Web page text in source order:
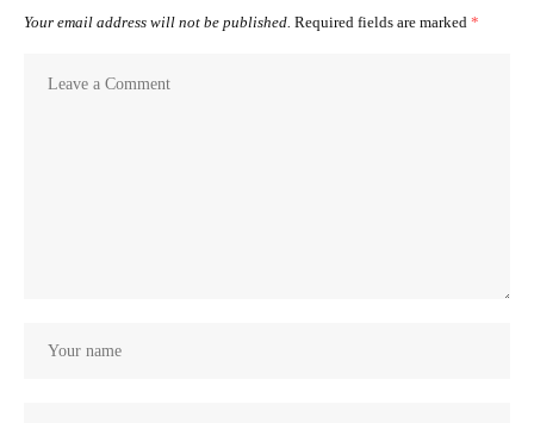
Your email address will not be published. Required fields are marked *